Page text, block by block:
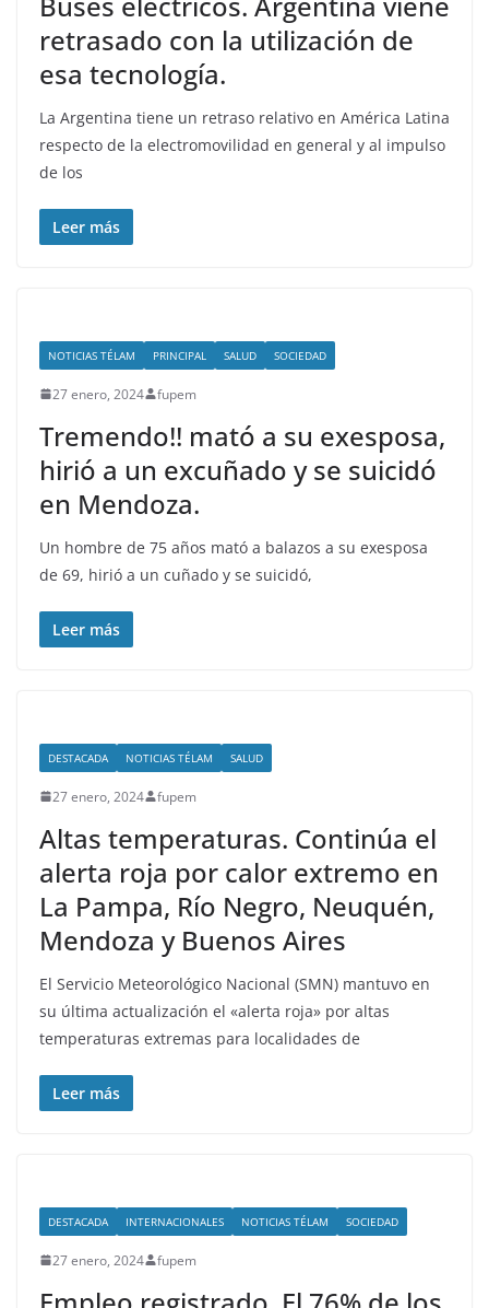
retrasado con la utilización de
esa tecnología.
La Argentina tiene un retraso relativo en América Latina
respecto de la electromovilidad en general y al impulso
de los
Leer más
NOTICIAS TÉLAM PRINCIPAL SALUD SOCIEDAD
27 enero, 2024 fupem
Tremendo!! mató a su exesposa,
hirió a un excuñado y se suicidó
en Mendoza.
Un hombre de 75 años mató a balazos a su exesposa
de 69, hirió a un cuñado y se suicidó,
Leer más
DESTACADA NOTICIAS TÉLAM SALUD
27 enero, 2024 fupem
Altas temperaturas. Continúa el
alerta roja por calor extremo en
La Pampa, Río Negro, Neuquén,
Mendoza y Buenos Aires
El Servicio Meteorológico Nacional (SMN) mantuvo en
su última actualización el «alerta roja» por altas
temperaturas extremas para localidades de
Leer más
DESTACADA INTERNACIONALES NOTICIAS TÉLAM SOCIEDAD
27 enero, 2024 fupem